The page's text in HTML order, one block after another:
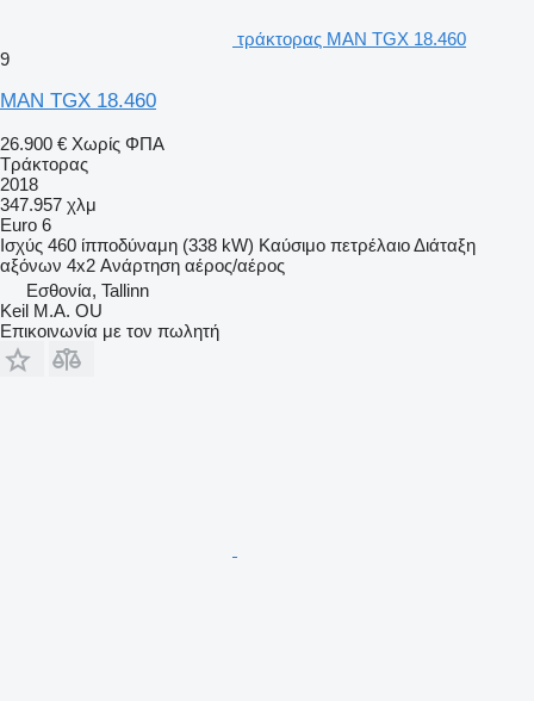
τράκτορας MAN TGX 18.460
9
MAN TGX 18.460
26.900 € Χωρίς ΦΠΑ
Τράκτορας
2018
347.957 χλμ
Euro 6
Ισχύς 460 ίπποδύναμη (338 kW) Καύσιμο πετρέλαιοΔιάταξη
αξόνων 4x2 Ανάρτηση αέρος/αέρος
Εσθονία, Tallinn
Keil M.A. OU
Επικοινωνία με τον πωλητή